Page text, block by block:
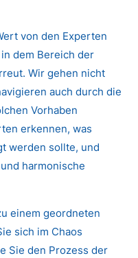
von den Experten
dem Bereich der
Wir gehen nicht
auch durch die
Vorhaben
erkennen, was
werden sollte, und
harmonische
einem geordneten
sich im Chaos
Sie den Prozess der